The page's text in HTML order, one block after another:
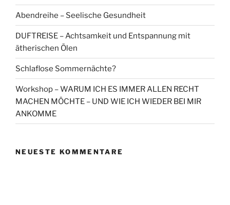
Abendreihe – Seelische Gesundheit
DUFTREISE – Achtsamkeit und Entspannung mit
ätherischen Ölen
Schlaflose Sommernächte?
Workshop – WARUM ICH ES IMMER ALLEN RECHT
MACHEN MÖCHTE – UND WIE ICH WIEDER BEI MIR
ANKOMME
NEUESTE KOMMENTARE